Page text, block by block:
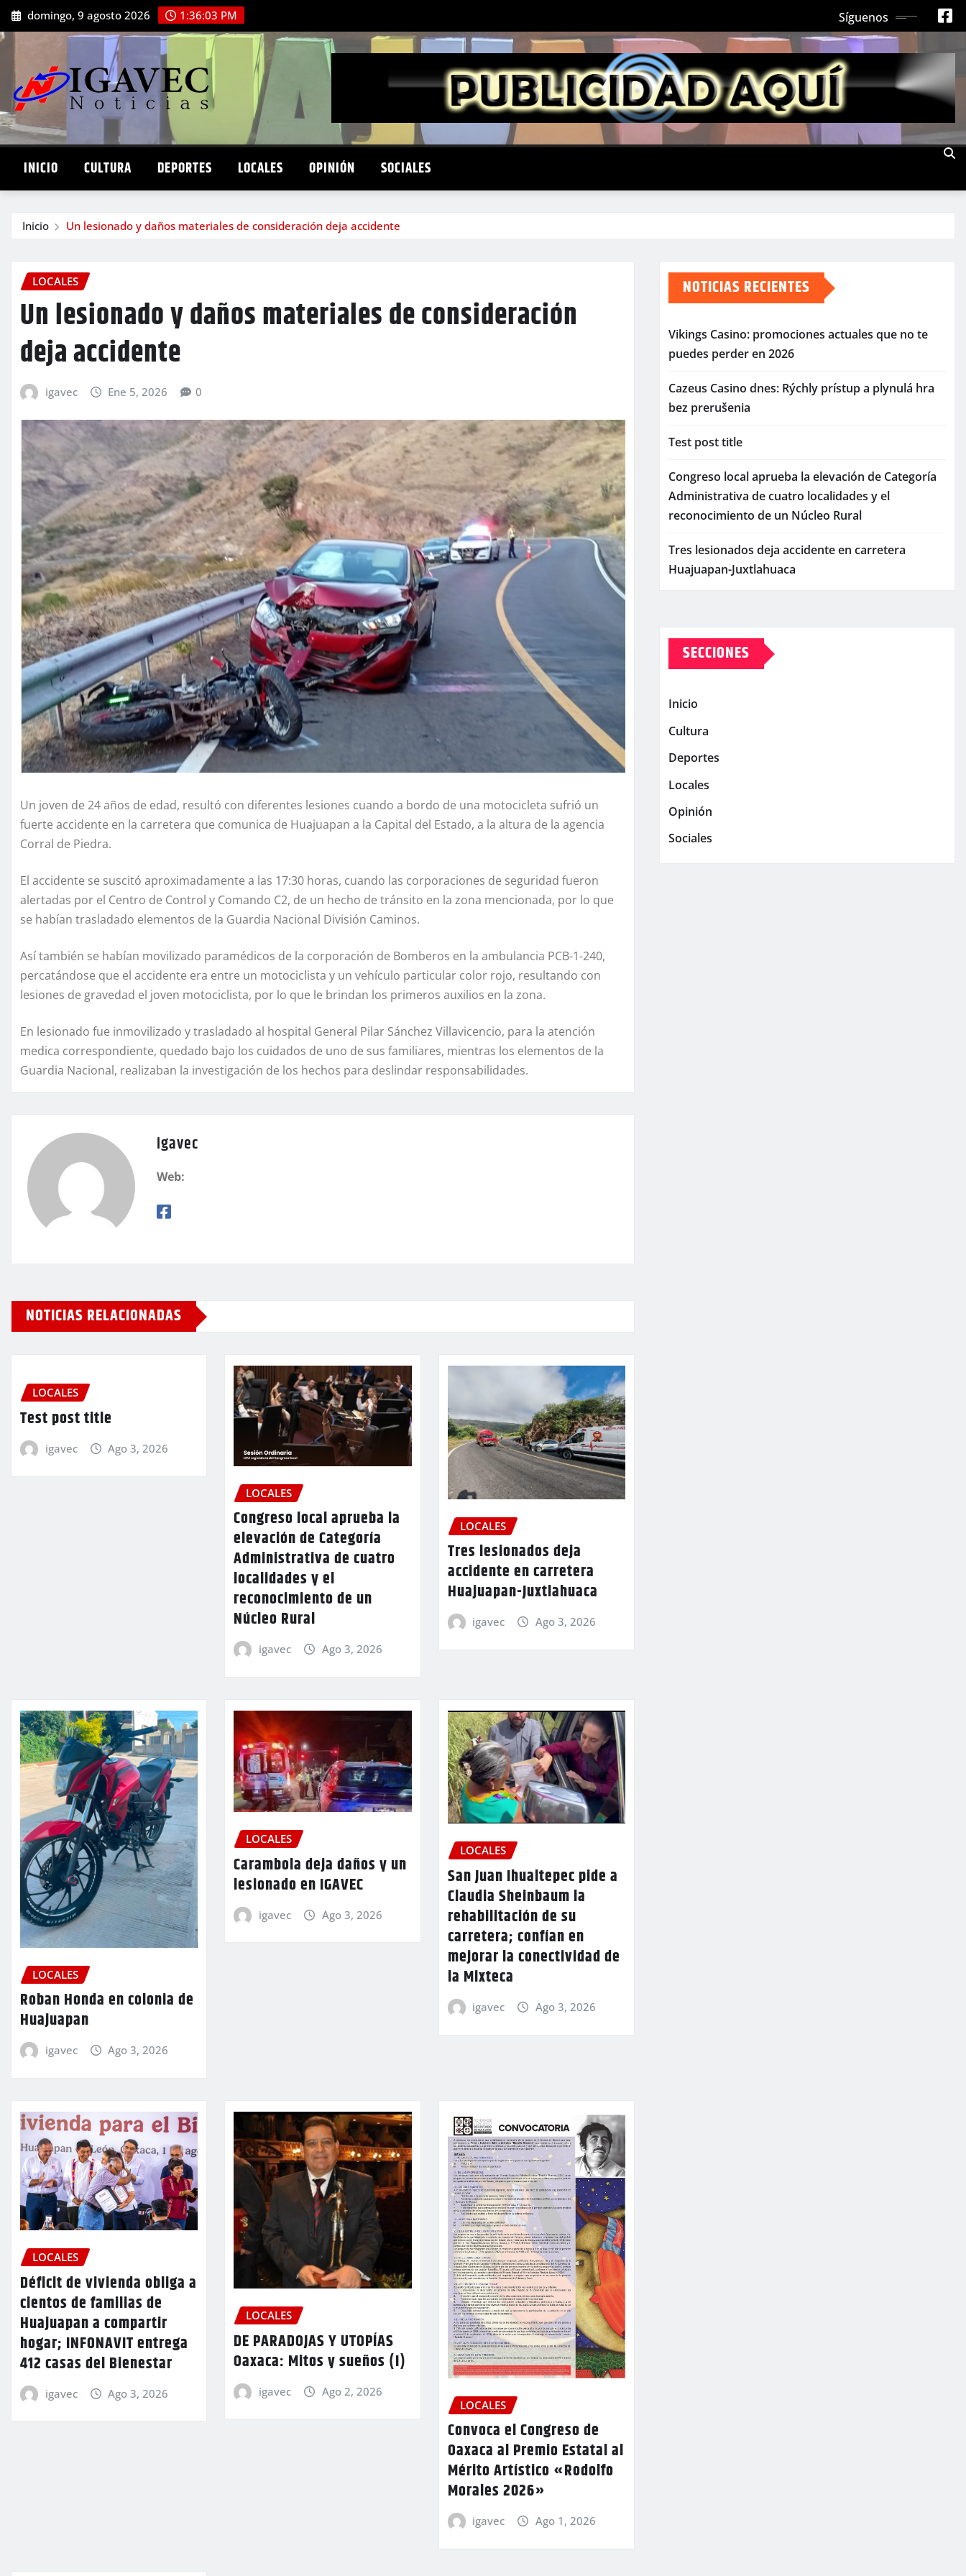
Saltar
al
contenido
domingo, 9 agosto 2026 1:36:04 PM Síguenos
INICIO CULTURA DEPORTES LOCALES OPINIÓN SOCIALES
Inicio Un lesionado y daños materiales de consideración deja accidente
LOCALES
Un lesionado y daños materiales de consideración
deja accidente
igavec Ene 5, 2026 0
Un joven de 24 años de edad, resultó con diferentes lesiones cuando a bordo de una motocicleta sufrió un
fuerte accidente en la carretera que comunica de Huajuapan a la Capital del Estado, a la altura de la agencia
Corral de Piedra.
El accidente se suscitó aproximadamente a las 17:30 horas, cuando las corporaciones de seguridad fueron
alertadas por el Centro de Control y Comando C2, de un hecho de tránsito en la zona mencionada, por lo que
se habían trasladado elementos de la Guardia Nacional División Caminos.
Así también se habían movilizado paramédicos de la corporación de Bomberos en la ambulancia PCB-1-240,
percatándose que el accidente era entre un motociclista y un vehículo particular color rojo, resultando con
lesiones de gravedad el joven motociclista, por lo que le brindan los primeros auxilios en la zona.
En lesionado fue inmovilizado y trasladado al hospital General Pilar Sánchez Villavicencio, para la atención
medica correspondiente, quedado bajo los cuidados de uno de sus familiares, mientras los elementos de la
Guardia Nacional, realizaban la investigación de los hechos para deslindar responsabilidades.
igavec
Web:
NOTICIAS RELACIONADAS
LOCALES
Test post title
igavec Ago 3, 2026
LOCALES
Congreso local aprueba la
elevación de Categoría
Administrativa de cuatro
localidades y el
reconocimiento de un
Núcleo Rural
igavec Ago 3, 2026
LOCALES
Tres lesionados deja
accidente en carretera
Huajuapan-Juxtlahuaca
igavec Ago 3, 2026
LOCALES
Roban Honda en colonia de
Huajuapan
igavec Ago 3, 2026
LOCALES
Carambola deja daños y un
lesionado en IGAVEC
igavec Ago 3, 2026
LOCALES
San Juan Ihualtepec pide a
Claudia Sheinbaum la
rehabilitación de su
carretera; confían en
mejorar la conectividad de
la Mixteca
igavec Ago 3, 2026
LOCALES
Déficit de vivienda obliga a
cientos de familias de
Huajuapan a compartir
hogar; INFONAVIT entrega
412 casas del Bienestar
igavec Ago 3, 2026
LOCALES
DE PARADOJAS Y UTOPÍAS
Oaxaca: Mitos y sueños (I)
igavec
Ago 2, 2026
LOCALES
Convoca el Congreso de
Oaxaca al Premio Estatal al
Mérito Artístico «Rodolfo
Morales 2026»
igavec Ago 1, 2026
NOTICIAS RECIENTES
Vikings Casino: promociones actuales que no te
puedes perder en 2026
Cazeus Casino dnes: Rýchly prístup a plynulá hra
bez prerušenia
Test post title
Congreso local aprueba la elevación de Categoría
Administrativa de cuatro localidades y el
reconocimiento de un Núcleo Rural
Tres lesionados deja accidente en carretera
Huajuapan-Juxtlahuaca
SECCIONES
Inicio
Cultura
Deportes
Locales
Opinión
Sociales